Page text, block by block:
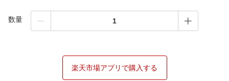
数量
楽天市場アプリで購入する